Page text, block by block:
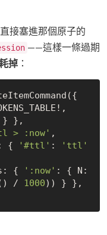
接塞進那個原子的
——這樣一條過期
掉 ：
> :now' ,
{
'#ttl' :
'ttl'
{
':now'
/ 1000)) } },